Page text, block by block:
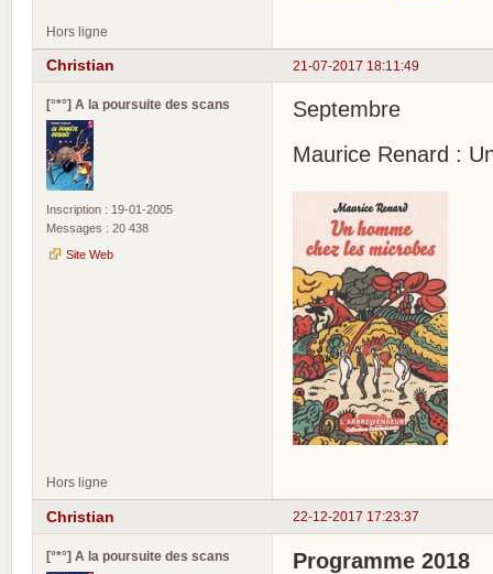
Hors ligne
21-07-2017 18:11:49
Christian
[°*°] A la poursuite des scans
Inscription : 19-01-2005
Messages : 20 438
Site Web
Septembre
Maurice Renard :
Hors ligne
22-12-2017 17:23:37
Christian
[°*°] A la poursuite des scans
Programme 2018